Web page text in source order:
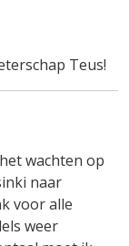
Teus!
wachten op
naar
voor alle
weer